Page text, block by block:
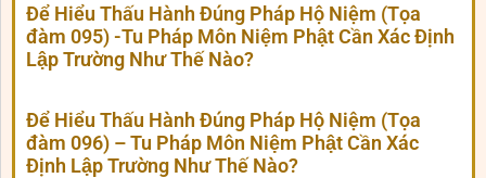
Để Hiểu Thấu Hành Đúng Pháp Hộ Niệm (Tọa
đàm 095) -Tu Pháp Môn Niệm Phật Cần Xác Định
Lập Trường Như Thế Nào?
Để Hiểu Thấu Hành Đúng Pháp Hộ Niệm (Tọa
đàm 096) – Tu Pháp Môn Niệm Phật Cần Xác
Định Lập Trường Như Thế Nào?